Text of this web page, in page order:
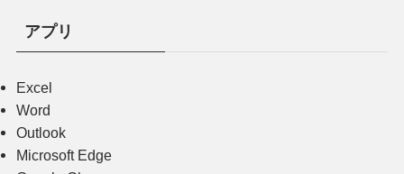
アプリ
Excel
Word
Outlook
Microsoft Edge